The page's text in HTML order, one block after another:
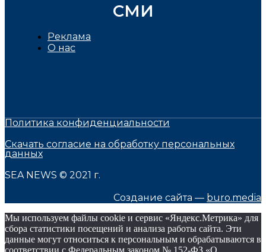
СМИ
Реклама
О нас
Политика конфиденциальности
Скачать согласие на обработку персональных
данных
SEA NEWS © 2021 г.
Создание сайта — buro.media
Мы используем файлы cookie и сервис «Яндекс.Метрика» для
сбора статистики посещений и анализа работы сайта. Эти
данные могут относиться к персональным и обрабатываются в
соответствии с Федеральным законом № 152-ФЗ «О